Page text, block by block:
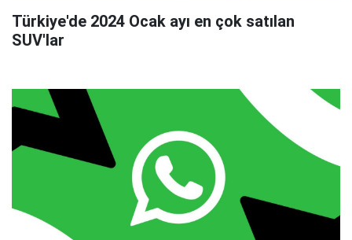
Türkiye'de 2024 Ocak ayı en çok satılan
SUV'lar